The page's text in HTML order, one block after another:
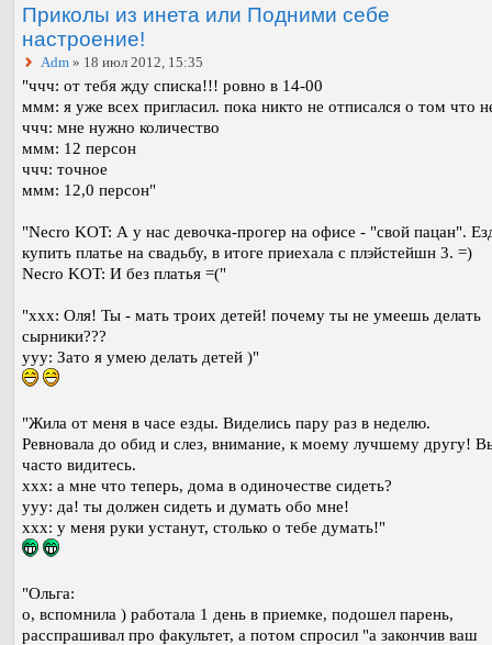
Приколы из инета или Подними себе
настроение!
Adm » 18 июл 2012, 15:35
"ччч: от тебя жду списка!!! ровно в 14-00
ммм: я уже всех пригласил. пока никто не отписался о том что
ччч: мне нужно количество
ммм: 12 персон
ччч: точное
ммм: 12,0 персон"
"Necro KOT: А у нас девочка-прогер на офисе - "свой пацан".
купить платье на свадьбу, в итоге приехала с плэйстейшн 3. =)
Necro KOT: И без платья =("
"xxx: Оля! Ты - мать троих детей! почему ты не умеешь делать
сырники???
yyy: Зато я умею делать детей )"
"Жила от меня в часе езды. Виделись пару раз в неделю.
Ревновала до обид и слез, внимание, к моему лучшему другу!
часто видитесь.
ххх: а мне что теперь, дома в одиночестве сидеть?
ууу: да! ты должен сидеть и думать обо мне!
ххх: у меня руки устанут, столько о тебе думать!"
"Ольга:
о, вспомнила ) работала 1 день в приемке, подошел парень,
расспрашивал про факультет, а потом спросил "а закончив ваш